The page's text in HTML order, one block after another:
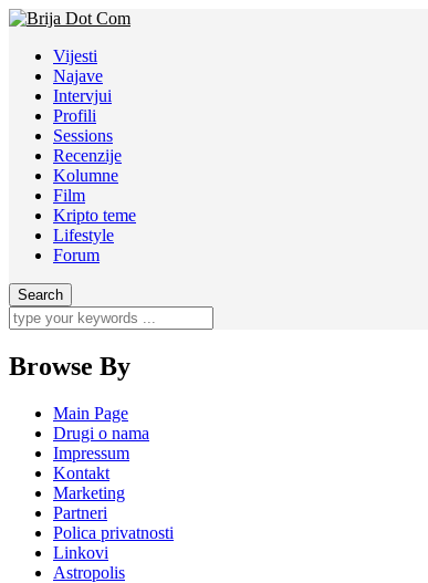
Vijesti
Najave
Intervjui
Profili
Sessions
Recenzije
Kolumne
Film
Kripto teme
Lifestyle
Forum
Browse By
Main Page
Drugi o nama
Impressum
Kontakt
Marketing
Partneri
Polica privatnosti
Linkovi
Astropolis